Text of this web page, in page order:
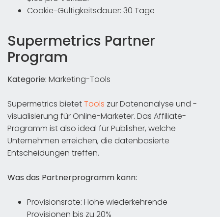
Cookie-Gültigkeitsdauer: 30 Tage
Supermetrics Partner
Program
Kategorie: Marketing-Tools
Supermetrics bietetTools zur Datenanalyse und -
visualisierung für Online-Marketer. Das Affiliate-
Programm ist also ideal für Publisher, welche
Unternehmen erreichen, die datenbasierte
Entscheidungen treffen.
Was das Partnerprogramm kann:
Provisionsrate: Hohe wiederkehrende
Provisionen bis zu 20%